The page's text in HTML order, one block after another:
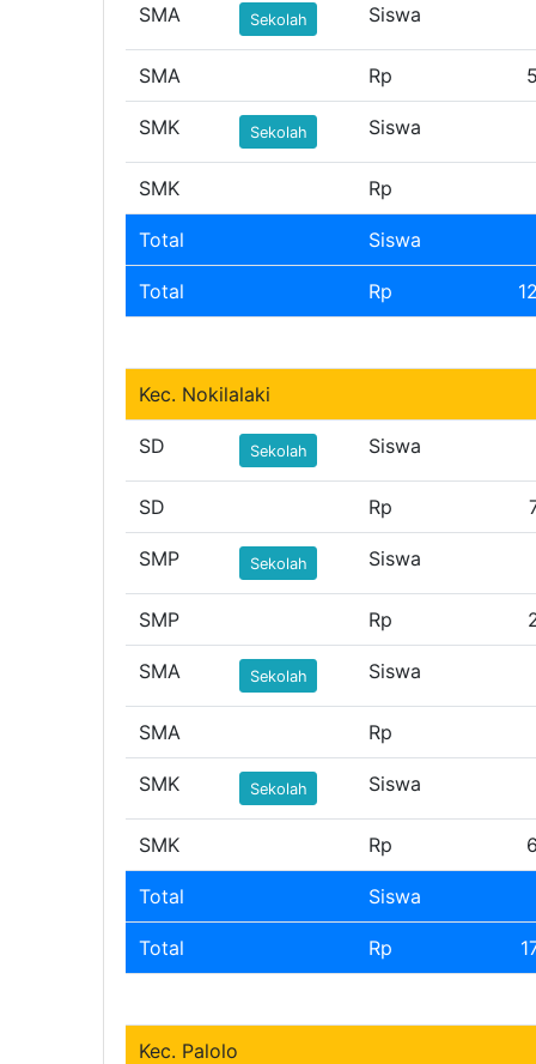
SMA Sekolah Siswa
SMA Rp
SMK Sekolah Siswa
SMK Rp
Total Siswa
Total Rp
Kec. Nokilalaki
SD Sekolah Siswa
SD Rp
SMP Sekolah Siswa
SMP Rp
SMA Sekolah Siswa
SMA Rp
SMK Sekolah Siswa
SMK Rp
Total Siswa
Total Rp
Kec. Palolo